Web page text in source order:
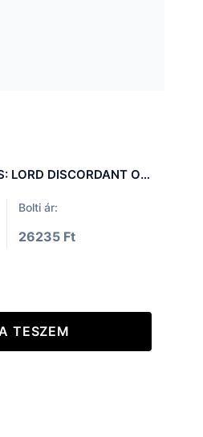
CHAOS SPACE MARINES: LORD DISCORDANT ON HELSTALKER
Bolti ár:
26235 Ft
TESZEM